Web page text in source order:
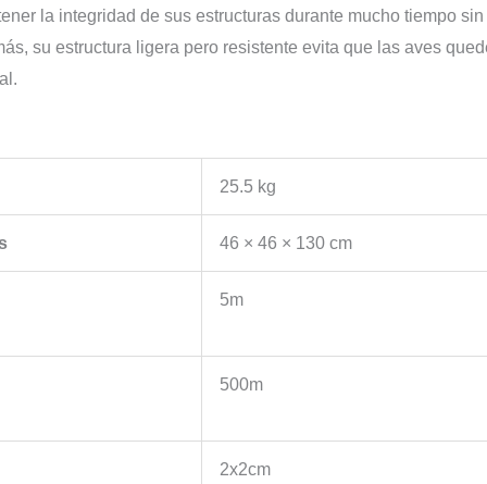
la integridad de sus estructuras durante mucho tiempo
su estructura ligera pero resistente evita que las aves
25.5 kg
46 × 46 × 130 cm
5m
500m
2x2cm